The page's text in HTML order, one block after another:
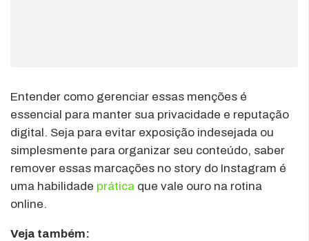
Entender como gerenciar essas menções é
essencial para manter sua privacidade e reputação
digital. Seja para evitar exposição indesejada ou
simplesmente para organizar seu conteúdo, saber
remover essas marcações no story do Instagram é
uma habilidade prática que vale ouro na rotina
online.
Veja também: